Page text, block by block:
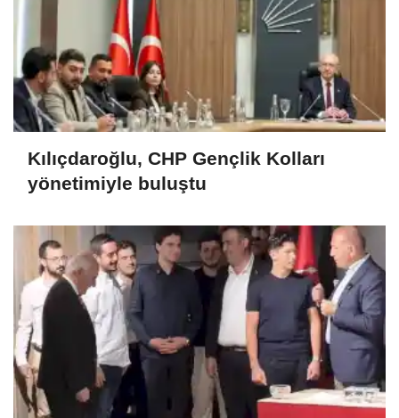
Kılıçdaroğlu, CHP Gençlik Kolları
yönetimiyle buluştu